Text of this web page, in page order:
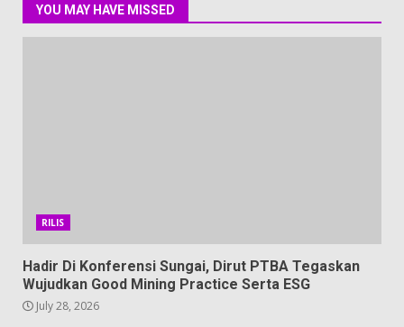
YOU MAY HAVE MISSED
RILIS
Hadir Di Konferensi Sungai, Dirut PTBA Tegaskan
Wujudkan Good Mining Practice Serta ESG
July 28, 2026